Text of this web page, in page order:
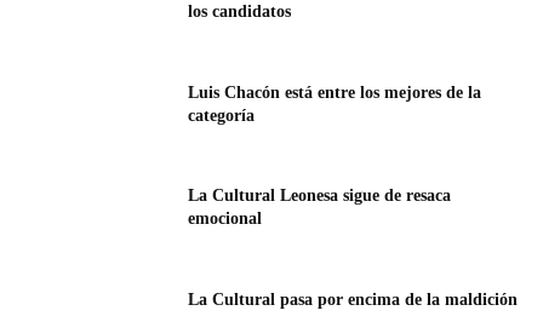
los candidatos
Luis Chacón está entre los mejores de la
categoría
La Cultural Leonesa sigue de resaca
emocional
La Cultural pasa por encima de la maldición